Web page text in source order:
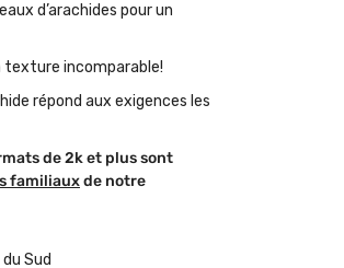
d’arachides pour un
texture incomparable!
répond aux exigences les
de 2k et plus sont
familiauxde notre
Sud